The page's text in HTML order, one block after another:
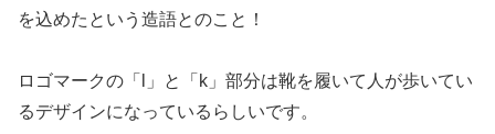
を込めたという造語とのこと！
ロゴマークの「l」と「k」部分は靴を履いて人が歩いてい
るデザインになっているらしいです。